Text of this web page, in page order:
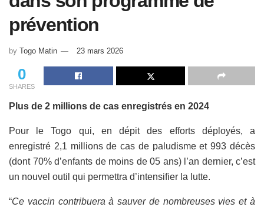
prévention
by Togo Matin 23 mars 2026
0
SHARES
Plus de 2 millions de cas enregistrés en 2024
Pour le Togo qui, en dépit des efforts déployés, a
enregistré 2,1 millions de cas de paludisme et 993 décès
(dont 70% d’enfants de moins de 05 ans) l’an dernier, c’est
un nouvel outil qui permettra d’intensifier la lutte.
“Ce vaccin contribuera à sauver de nombreuses vies et à